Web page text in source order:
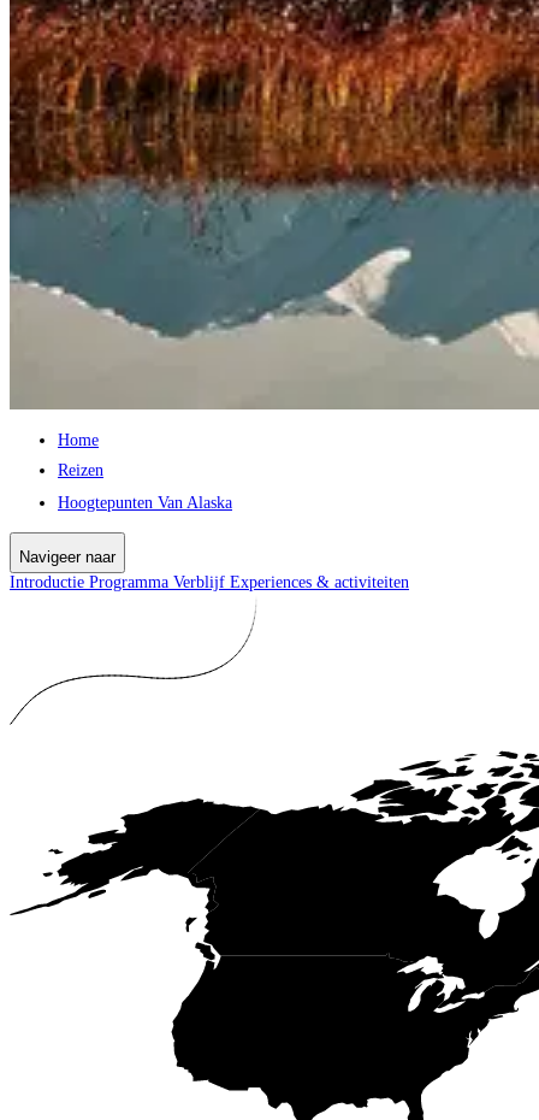
Home
Reizen
Hoogtepunten Van Alaska
Navigeer naar
Introductie Programma Verblijf Experiences & activiteiten